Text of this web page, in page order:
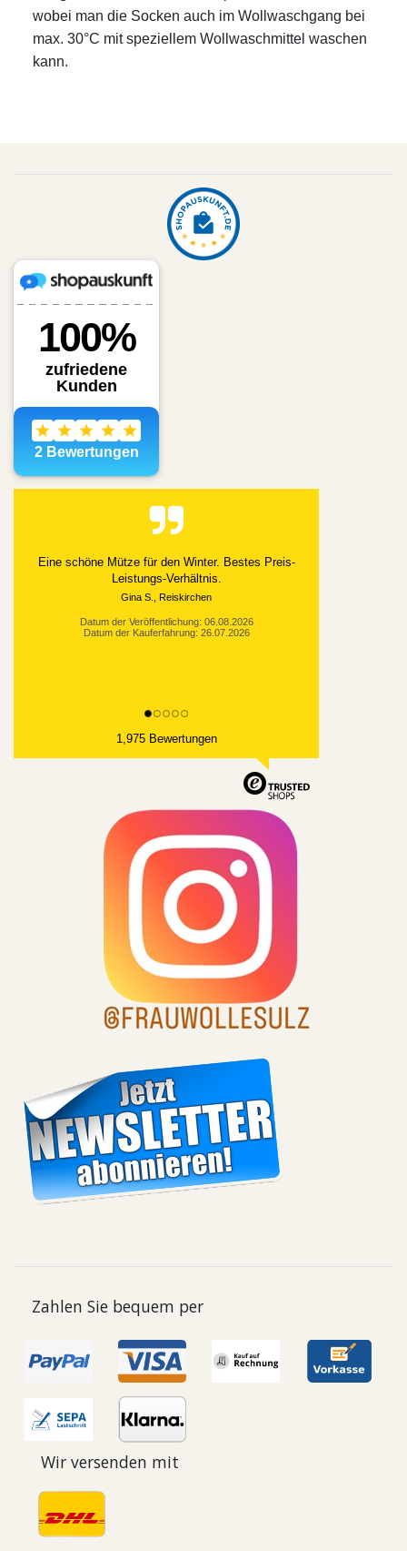
wobei man die Socken auch im Wollwaschgang bei
max. 30°C mit speziellem Wollwaschmittel waschen
kann.
Alles gut geklappt
Datum der Kauferfahrung: 21.07.2026
1,975 Bewertungen
Zahlen Sie bequem per
Wir versenden mit